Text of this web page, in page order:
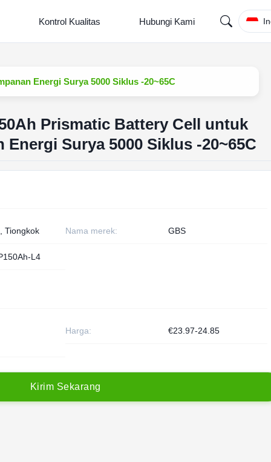
Kontrol Kualitas Hubungi Kami
Energi Surya 5000 Siklus -20~65C
Prismatic Battery Cell untuk
Surya 5000 Siklus -20~65C
Tiongkok Nama merek: GBS
L4
Harga: €23.97-24.85
Kirim Sekarang